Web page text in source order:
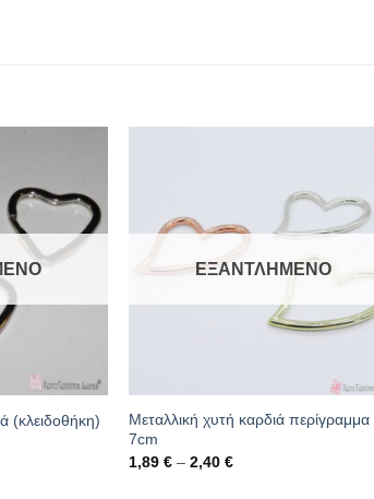
(κλειδοθήκη)
ΕΞΑΝΤΛΗΜΈΝΟ
Μεταλλική χυτή καρδιά περίγραμμα
7cm
1,89€ – 2,40€Price